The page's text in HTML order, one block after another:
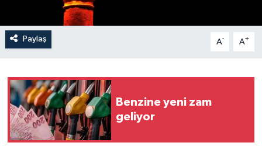
Paylaş A- A+
Benzine yeni zam
geliyor
TEKNOLOJİ